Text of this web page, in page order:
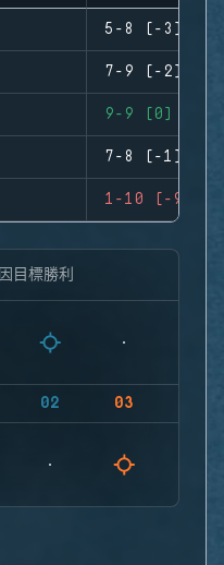
5-8 (-3)
7-9 (-2)
9-9 (0)
7-8 (-1)
1-10 (-9)
因目標勝利
02 03